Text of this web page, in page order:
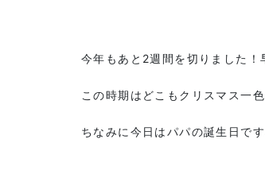
今年もあと2週間を切りました！
この時期はどこもクリスマス一
ちなみに今日はパパの誕生日で